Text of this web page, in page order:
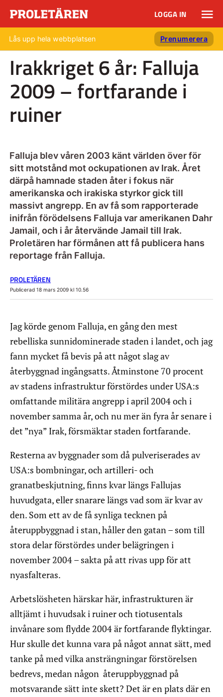
LOGGA IN
Lås upp hela webbplatsen Prenumerera
Irakkriget 6 år: Falluja
2009 – fortfarande i
ruiner
Falluja blev våren 2003 känt världen över för
sitt motstånd mot ockupationen av Irak. Året
därpå hamnade staden åter i fokus när
amerikanska och irakiska styrkor gick till
massivt angrepp. En av få som rapporterade
inifrån förödelsens Falluja var amerikanen Dahr
Jamail, och i år återvände Jamail till Irak.
Proletären har förmånen att få publicera hans
reportage från Falluja.
PROLETÄREN
Publicerad 18 mars 2009 kl 10.56
Jag körde genom Falluja, en gång den mest
rebelliska sunnidominerade staden i landet, och jag
fann mycket få bevis på att något slag av
återbyggnad ingångsatts. Åtminstone 70 procent
av stadens infrastruktur förstördes under USA:s
omfattande militära angrepp i april 2004 och i
november samma år, och nu mer än fyra år senare i
det ”nya” Irak, försmäktar staden fortfarande.
Resterna av byggnader som då pulveriserades av
USA:s bombningar, och artilleri- och
granatbeskjutning, finns kvar längs Fallujas
huvudgata, eller snarare längs vad som är kvar av
den. Som ett av de få synliga tecknen på
återuppbyggnad i stan, håller den gatan – som till
stora delar förstördes under belägringen i
november 2004 – sakta på att rivas upp för att
nyasfalteras.
Arbetslösheten härskar här, infrastrukturen är
alltjämt i huvudsak i ruiner och tiotusentals
invånare som flydde 2004 är fortfarande flyktingar.
Hur skulle det kunna vara på något annat sätt, med
tanke på med vilka ansträngningar förstörelsen
bedrevs, medan någon återuppbyggnad på
motsvarande sätt inte skett? Det är en plats där en